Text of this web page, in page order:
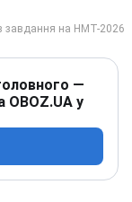
—
OBOZ.UA у